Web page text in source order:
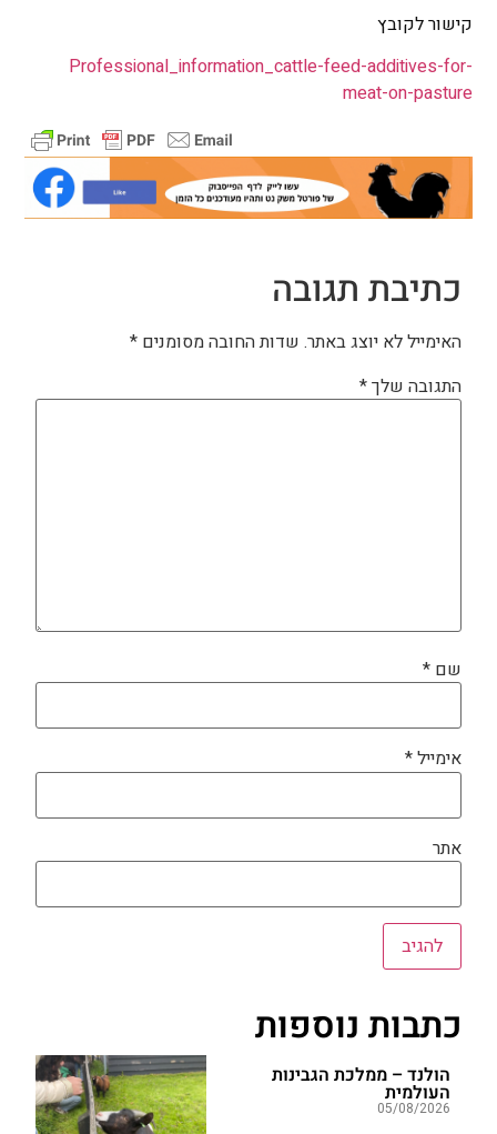
קישור לקובץ
Professional_information_cattle-feed-additives-for-
meat-on-pasture
כתיבת תגובה
האימייל לא יוצג באתר. שדות החובה מסומנים *
התגובה שלך*
שם *
אימייל*
אתר
כתבות נוספות
הולנד – ממלכת הגבינות
העולמית
05/08/2026